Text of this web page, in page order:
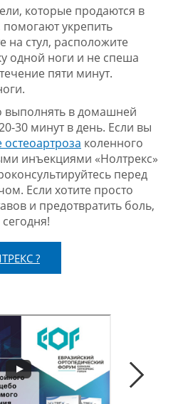
которые продаются в
укрепить
на стул, расположите
одной ноги и не спеша
пяти минут.
в домашней
30 минут в день. Если вы
коленного
инъекциями «Нолтрекс»
перед
Если хотите просто
и предотвратить боль,
?